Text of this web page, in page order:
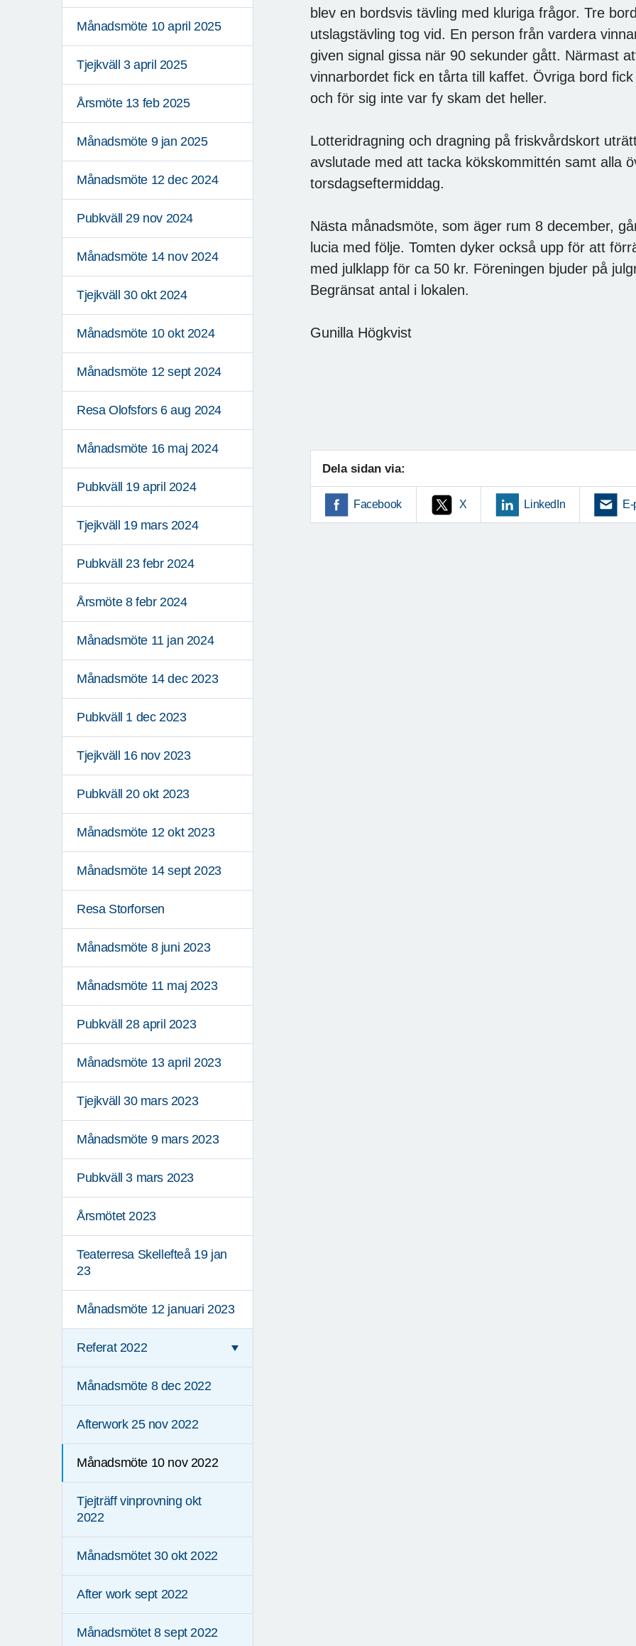
Månadsmöte 10 april 2025
Tjejkväll 3 april 2025
Årsmöte 13 feb 2025
Månadsmöte 9 jan 2025
Månadsmöte 12 dec 2024
Pubkväll 29 nov 2024
Månadsmöte 14 nov 2024
Tjejkväll 30 okt 2024
Månadsmöte 10 okt 2024
Månadsmöte 12 sept 2024
Resa Olofsfors 6 aug 2024
Månadsmöte 16 maj 2024
Pubkväll 19 april 2024
Tjejkväll 19 mars 2024
Pubkväll 23 febr 2024
Årsmöte 8 febr 2024
Månadsmöte 11 jan 2024
Månadsmöte 14 dec 2023
Pubkväll 1 dec 2023
Tjejkväll 16 nov 2023
Pubkväll 20 okt 2023
Månadsmöte 12 okt 2023
Månadsmöte 14 sept 2023
Resa Storforsen
Månadsmöte 8 juni 2023
Månadsmöte 11 maj 2023
Pubkväll 28 april 2023
Månadsmöte 13 april 2023
Tjejkväll 30 mars 2023
Månadsmöte 9 mars 2023
Pubkväll 3 mars 2023
Årsmötet 2023
Teaterresa Skellefteå 19 jan
23
Månadsmöte 12 januari 2023
Referat 2022
Månadsmöte 8 dec 2022
Afterwork 25 nov 2022
Månadsmöte 10 nov 2022
Tjejträff vinprovning okt
2022
Månadsmötet 30 okt 2022
After work sept 2022
Månadsmötet 8 sept 2022
blev en bordsvis tävling med kluriga frågor. Tre
utslagstävling tog vid. En person från vardera
given signal gissa när 90 sekunder gått. Närmast
vinnarbordet fick en tårta till kaffet. Övriga bord
och för sig inte var fy skam det heller.
Lotteridragning och dragning på friskvårdskort
avslutade med att tacka kökskommittén samt alla
torsdagseftermiddag.
Nästa månadsmöte, som äger rum 8 december,
lucia med följe. Tomten dyker också upp för att
med julklapp för ca 50 kr. Föreningen bjuder på
Begränsat antal i lokalen.
Gunilla Högkvist
Dela sidan via:
Facebook X LinkedIn